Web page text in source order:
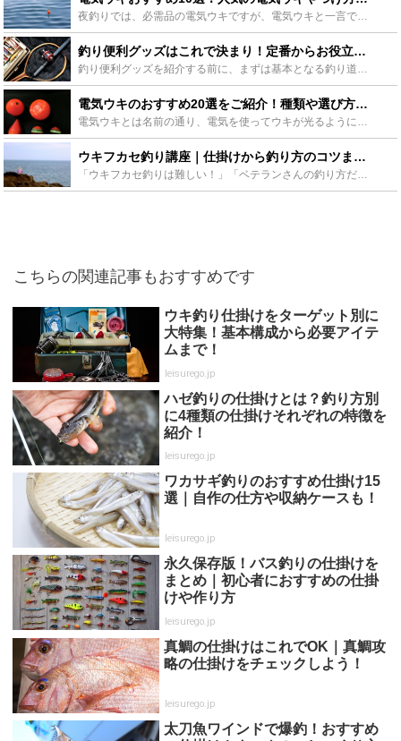
夜釣りでは、必需品の電気ウキですが、電気ウキと一言で言っても、いろいろなメーカーさんが、いろいろな電気ウキを販売されていていますよね？どんな電気ウキを使ったらいいか悩んだことはありませんか？釣りたい...
釣り便利グッズはこれで決まり！定番からお役立ちグッズまで - Leisurego(レジャーゴー)
釣り便利グッズを紹介する前に、まずは基本となる釣り道具についておさらいしておきましょう。釣りをするのに欠かせない基本セットのことを、まとめて「タックル」と呼びます。タックルに含まれるのは、主に「ロッ...
電気ウキのおすすめ20選をご紹介！種類や選び方も解説！ - Leisurego(レジャーゴー)
電気ウキとは名前の通り、電気を使ってウキが光るようになっているもののことです。夜の釣りではアタリがとりにくいのですが、電気ウキはそんな悩みを解決してくれる釣りの強い味方なのです！この記事では種類や選...
ウキフカセ釣り講座｜仕掛けから釣り方のコツまで - Leisurego(レジャーゴー)
「ウキフカセ釣りは難しい！」「ベテランさんの釣り方だ！」と思っていませんか？魚釣り初心者であればなおさら、憧れつつも敬遠しがちな釣り方かもしれません。ここではウキフカセで釣れる魚、道具や釣り方のコツ...
こちらの関連記事もおすすめです
ウキ釣り仕掛けをターゲット別に
大特集！基本構成から必要アイテ
ムまで！
leisurego.jp
ハゼ釣りの仕掛けとは？釣り方別
に4種類の仕掛けそれぞれの特徴を
紹介！
leisurego.jp
ワカサギ釣りのおすすめ仕掛け15
選｜自作の仕方や収納ケースも！
leisurego.jp
永久保存版！バス釣りの仕掛けを
まとめ｜初心者におすすめの仕掛
けや作り方
leisurego.jp
真鯛の仕掛けはこれでOK｜真鯛攻
略の仕掛けをチェックしよう！
leisurego.jp
太刀魚ワインドで爆釣！おすすめ